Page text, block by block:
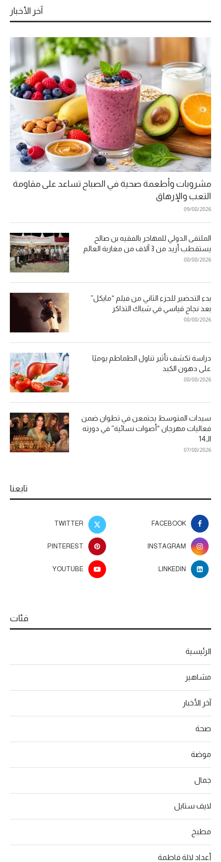
آخر الأخبار
مشروبات وأطعمة صحية في الصباح تساعد على مقاومة
التعب والإرهاق
09/08/2026
الملتقى الدولي للمهاجر بالفقيه بن صالح
يستقطب أزيد من 3 آلاف من مغاربة العالم
08/08/2026
بدء التحضير للجزء الثاني من فيلم “مايكل”
بعد نجاح قياسي في شباك التذاكر
08/08/2026
دراسة تكشف تأثير تناول الطماطم يوميًا
على دهون الكبد
08/08/2026
سيدات المتوسط يجتمعن في تطوان ضمن
فعاليات مهرجان “أصوات نسائية” في دورته
الـ14
07/08/2026
تابعنا
FACEBOOK
TWITTER
INSTAGRAM
PINTEREST
LINKEDIN
YOUTUBE
فئات
الرئيسية
مشاهير
آخر الأخبار
صحة
موضة
جمال
لايف ستايل
مطبخ
أعداد لالة فاطمة